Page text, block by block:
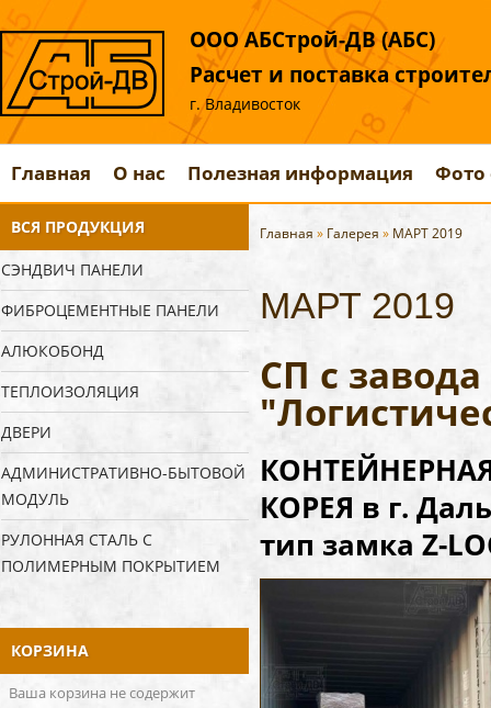
ООО АБСтрой-ДВ (АБС)
Расчет и поставка
г. Владивосток
Главная О нас Полезная информация Фото
ВСЯ ПРОДУКЦИЯ
СЭНДВИЧ ПАНЕЛИ
ФИБРОЦЕМЕНТНЫЕ ПАНЕЛИ
АЛЮКОБОНД
ТЕПЛОИЗОЛЯЦИЯ
ДВЕРИ
АДМИНИСТРАТИВНО-БЫТОВОЙ
МОДУЛЬ
РУЛОННАЯ СТАЛЬ С
ПОЛИМЕРНЫМ ПОКРЫТИЕМ
КОРЗИНА
Ваша корзина не содержит
Главная » Галерея » МАРТ 2019
МАРТ 2019
СП с
КОРЕЯ в г.
тип замка Z-